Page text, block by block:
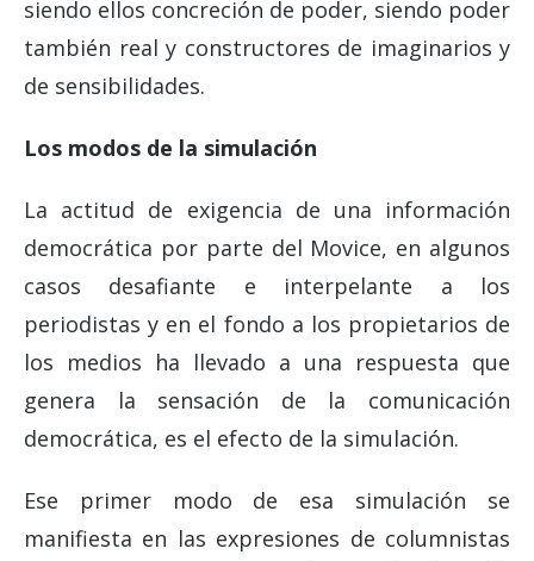
siendo ellos concreción de poder, siendo poder
también real y constructores de imaginarios y
de sensibilidades.
Los modos de la simulación
La actitud de exigencia de una información
democrática por parte del Movice, en algunos
casos desafiante e interpelante a los
periodistas y en el fondo a los propietarios de
los medios ha llevado a una respuesta que
genera la sensación de la comunicación
democrática, es el efecto de la simulación.
Ese primer modo de esa simulación se
manifiesta en las expresiones de columnistas